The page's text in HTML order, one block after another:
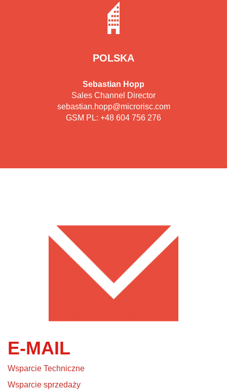
POLSKA
Sebastian Hopp
Sales Channel Director
sebastian.hopp@microrisc.com
GSM PL: +48 604 756 276
E-MAIL
Wsparcie Techniczne
Wsparcie sprzedaży